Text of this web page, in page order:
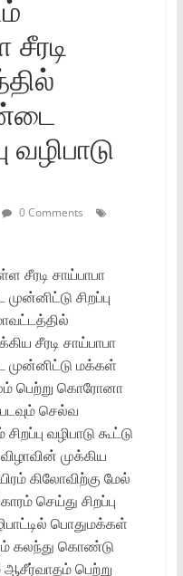
வழிபாடு
0 Comments
சீரடி சாய்பாபா
சிறப்பு
சீரடி சாய்பாபா
மக்கள்
பெற்று கொரோனா
செல்வ
வழிபாடு கூட்டு
முக்கிய
கிலோவிற்கு மேல்
செய்து சிறப்பு
பொதுமக்கள்
கலந்து கொண்டு
ஆசீர்வாதம் பெற்று